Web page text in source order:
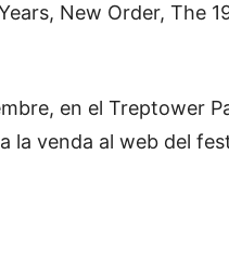
New Order, The
en el Treptower
la venda al web del